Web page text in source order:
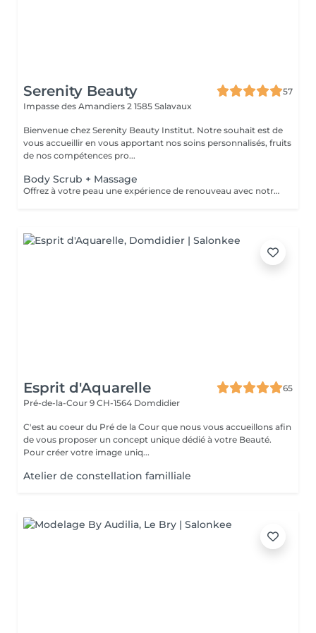
Serenity Beauty
57
Impasse des Amandiers 2 1585 Salavaux
Bienvenue chez Serenity Beauty Institut. Notre souhait est de
vous accueillir en vous apportant nos soins personnalisés, fruits
de nos compétences pro...
Body Scrub + Massage
Offrez à votre peau une expérience de renouveau avec notre soin de gommage corporel. Conçu pour revitaliser et adoucir la peau, ce traitement luxueux offre une combinaison parfaite d'exfoliation et d'hydratation pour une peau radieuse et éclatante. Resultats: 1. Exfoliation en Profondeur 2. Hydratation Intense : 3. Revitalisation de la Peau 4. Prévention des Coups de Soleil 5. Réduction des Poils Incarnés 6. Relaxation Absolue 7. Amélioration de la Tenue du Bronzage
Esprit d'Aquarelle
65
Pré-de-la-Cour 9 CH-1564 Domdidier
C'est au coeur du Pré de la Cour que nous vous accueillons afin
de vous proposer un concept unique dédié à votre Beauté.
Pour créer votre image uniq...
Atelier de constellation familliale